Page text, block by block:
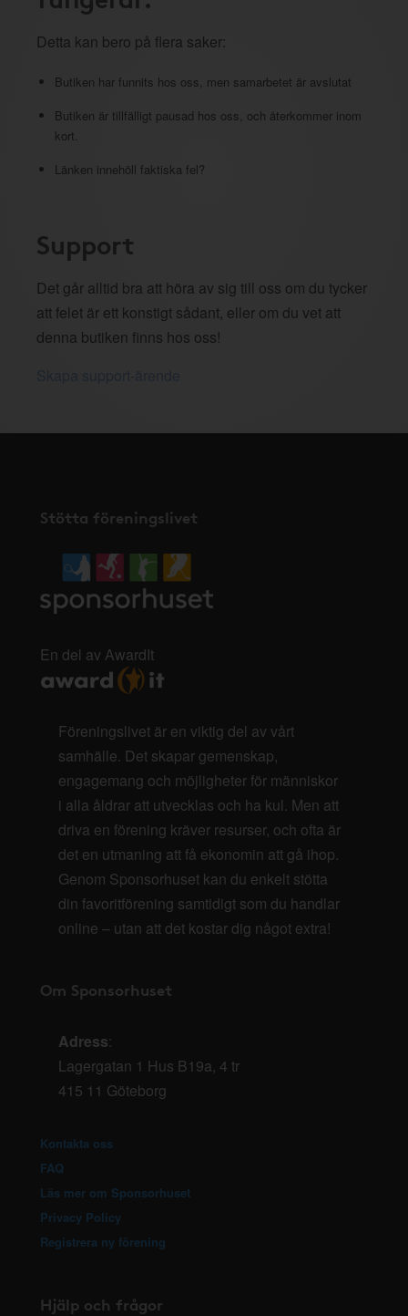
Detta kan bero på flera saker:
Butiken har funnits hos oss, men samarbetet är avslutat
Butiken är tillfälligt pausad hos oss, och återkommer inom
kort.
Länken innehöll faktiska fel?
Support
Det går alltid bra att höra av sig till oss om du tycker
att felet är ett konstigt sådant, eller om du vet att
denna butiken finns hos oss!
Stötta föreningslivet
En del av AwardIt
Föreningslivet är en viktig del av vårt
samhälle. Det skapar gemenskap,
engagemang och möjligheter för människor
i alla åldrar att utvecklas och ha kul. Men att
driva en förening kräver resurser, och ofta är
det en utmaning att få ekonomin att gå ihop.
Genom Sponsorhuset kan du enkelt stötta
din favoritförening samtidigt som du handlar
online – utan att det kostar dig något extra!
Om Sponsorhuset
Adress:
Lagergatan 1 Hus B19a, 4 tr
415 11 Göteborg
Kontakta oss
FAQ
Läs mer om Sponsorhuset
Privacy Policy
Registrera ny förening
Hjälp och frågor